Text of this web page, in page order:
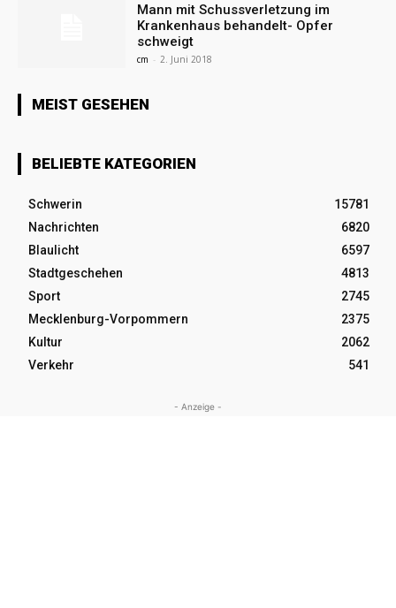
Mann mit Schussverletzung im
Krankenhaus behandelt- Opfer
schweigt
cm - 2. Juni 2018
MEIST GESEHEN
BELIEBTE KATEGORIEN
Schwerin
15781
Nachrichten
6820
Blaulicht
6597
Stadtgeschehen
4813
Sport
2745
Mecklenburg-Vorpommern
2375
Kultur
2062
Verkehr
541
- Anzeige -